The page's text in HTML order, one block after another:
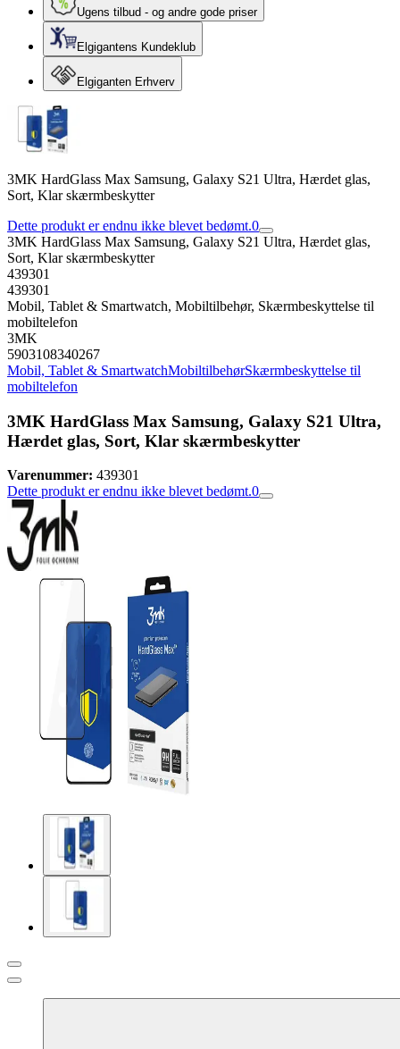
Ugens tilbud - og andre gode priser
Elgigantens Kundeklub
Elgiganten Erhverv
3MK HardGlass Max Samsung, Galaxy S21 Ultra, Hærdet glas,
Sort, Klar skærmbeskytter
Dette produkt er endnu ikke blevet bedømt.0
3MK HardGlass Max Samsung, Galaxy S21 Ultra, Hærdet glas,
Sort, Klar skærmbeskytter
439301
439301
Mobil, Tablet & Smartwatch, Mobiltilbehør, Skærmbeskyttelse til
mobiltelefon
3MK
5903108340267
Mobil, Tablet & SmartwatchMobiltilbehørSkærmbeskyttelse til
mobiltelefon
3MK HardGlass Max Samsung, Galaxy S21 Ultra,
Hærdet glas, Sort, Klar skærmbeskytter
Varenummer: 439301
Dette produkt er endnu ikke blevet bedømt.0